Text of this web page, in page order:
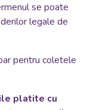
se poate
legale de
pentru coletele
platite cu